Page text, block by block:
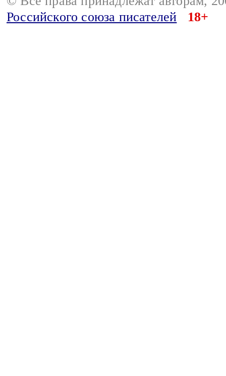
Российского союза писателей
18+